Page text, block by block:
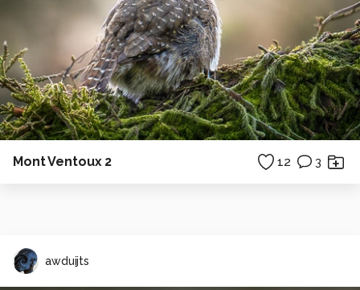
Mont Ventoux 2 12 3
awduijts